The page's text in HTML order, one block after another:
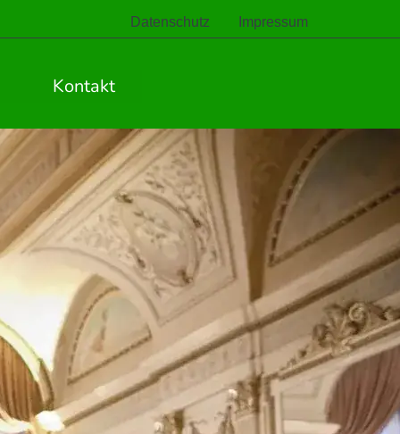
Datenschutz Impressum
Kontakt